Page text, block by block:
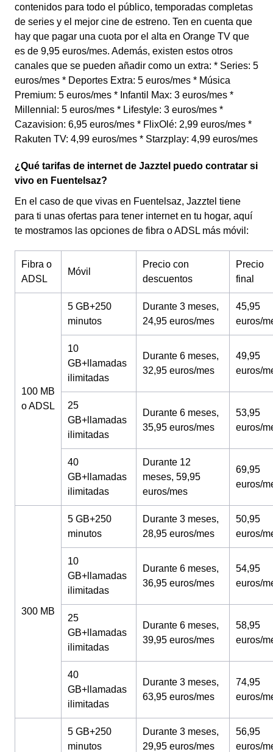
contenidos para todo el público, temporadas completas
de series y el mejor cine de estreno. Ten en cuenta que
hay que pagar una cuota por el alta en Orange TV que
es de 9,95 euros/mes. Además, existen estos otros
canales que se pueden añadir como un extra: * Series: 5
euros/mes * Deportes Extra: 5 euros/mes * Música
Premium: 5 euros/mes * Infantil Max: 3 euros/mes *
Millennial: 5 euros/mes * Lifestyle: 3 euros/mes *
Cazavision: 6,95 euros/mes * FlixOlé: 2,99 euros/mes *
Rakuten TV: 4,99 euros/mes * Starzplay: 4,99 euros/mes
¿Qué tarifas de internet de Jazztel puedo contratar si
vivo en Fuentelsaz?
En el caso de que vivas en Fuentelsaz, Jazztel tiene
para ti unas ofertas para tener internet en tu hogar, aquí
te mostramos las opciones de fibra o ADSL más móvil:
Fibra o
ADSL
Móvil
Precio con
descuentos
Precio
final
100 MB
o ADSL
5 GB+250
minutos
Durante 3 meses,
24,95 euros/mes
45,95
euros/
10
GB+llamadas
ilimitadas
Durante 6 meses,
32,95 euros/mes
49,95
euros/
25
GB+llamadas
ilimitadas
Durante 6 meses,
35,95 euros/mes
53,95
euros/
40
GB+llamadas
ilimitadas
Durante 12
meses, 59,95
euros/mes
69,95
euros/
300 MB
5 GB+250
minutos
Durante 3 meses,
28,95 euros/mes
50,95
euros/
10
GB+llamadas
ilimitadas
Durante 6 meses,
36,95 euros/mes
54,95
euros/
25
GB+llamadas
ilimitadas
Durante 6 meses,
39,95 euros/mes
58,95
euros/
40
GB+llamadas
ilimitadas
Durante 3 meses,
63,95 euros/mes
74,95
euros/
5 GB+250
minutos
Durante 3 meses,
29,95 euros/mes
56,95
euros/